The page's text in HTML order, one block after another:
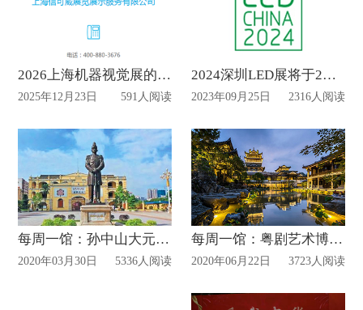
2026上海机器视觉展的展位设计新潮涌动
2025年12月23日 591人阅读
2024深圳LED展将于2月底进行设计搭建
2023年09月25日 2316人阅读
每周一馆：孙中山大元帅府纪念馆
2020年03月30日 5336人阅读
每周一馆：粤剧艺术博物馆
2020年06月22日 3723人阅读